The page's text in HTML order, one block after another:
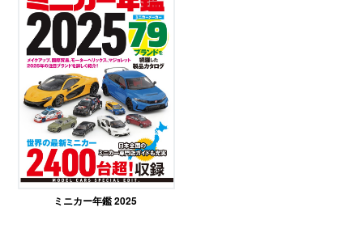
ミニカー年鑑 2025